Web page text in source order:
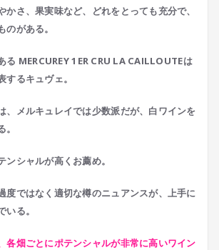
かさ、果実味など、どれをとっても充分で、
がある。
る MERCUREY 1ER CRU LA CAILLOUTEは
するキュヴェ。
、メルキュレイでは少数派だが、白ワインを
ンシャルが高くお薦め。
度ではなく適切な樽のニュアンスが、上手に
る。
各畑ごとにポテンシャルが非常に高いワイン